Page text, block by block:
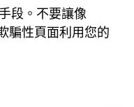
段。不要讓像
騙性頁面利用您的